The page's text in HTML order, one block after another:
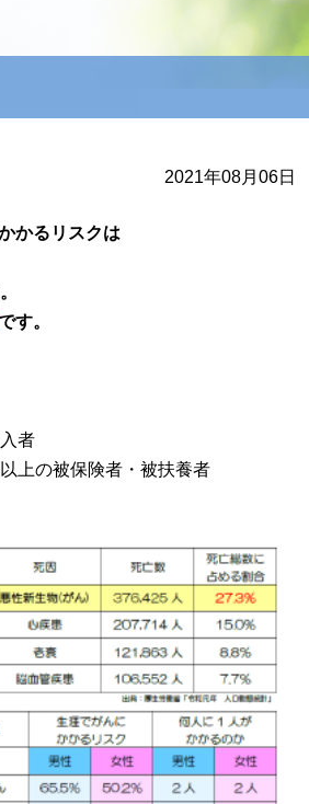
2021年08月06日
かるリスクは
す。
者
以上の被保険者・被扶養者